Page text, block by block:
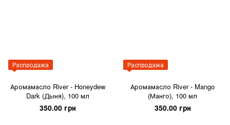
Распродажа
Аромамасло River - Honeydew
Dark (Дыня), 100 мл
350.00 грн
Распродажа
Аромамасло River - Mango
(Манго), 100 мл
350.00 грн